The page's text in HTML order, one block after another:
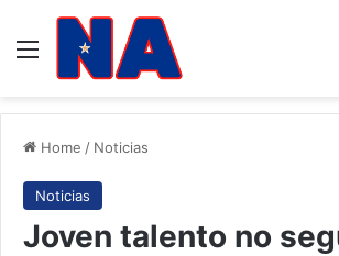
Menu
Home / Noticias
Noticias
Joven talento no